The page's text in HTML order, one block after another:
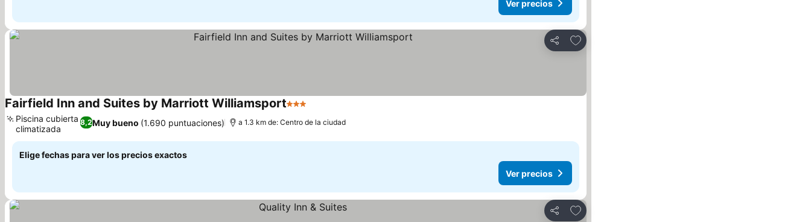
Ver precios
Compartir
Agregar a favoritos
Fairfield Inn and Suites by Marriott Williamsport3 Estrellas
8,2Muy bueno (1.690 puntuaciones)
Piscina cubierta
climatizada
a 1.3 km de: Centro de la ciudad
Elige fechas para ver los precios exactos
Ver precios
Compartir
Agregar a favoritos